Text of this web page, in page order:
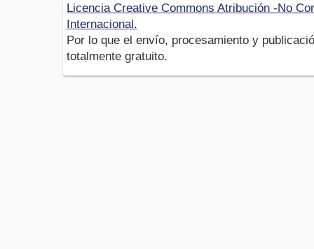
Licencia Creative Commons Atribución -No
Internacional.
Por lo que el envío, procesamiento y
totalmente gratuito.